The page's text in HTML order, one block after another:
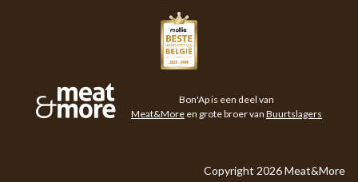
Bon'Ap is een deel van
Meat&More en grote broer van Buurtslagers
Copyright 2026 Meat&More